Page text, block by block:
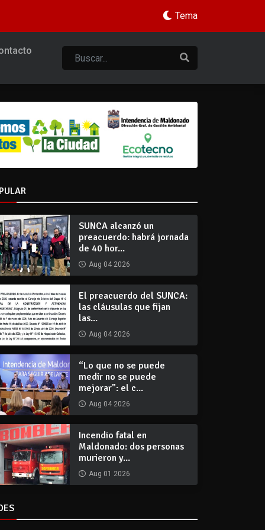
Tema
SUNCA alcanzó un
preacuerdo: habrá jornada
de 40 hor...
Aug 04 2026
El preacuerdo del SUNCA:
las cláusulas que fijan
las...
Aug 04 2026
“Lo que no se puede
medir no se puede
mejorar”: el c...
Aug 04 2026
Incendio fatal en
Maldonado: dos personas
murieron y...
Aug 01 2026